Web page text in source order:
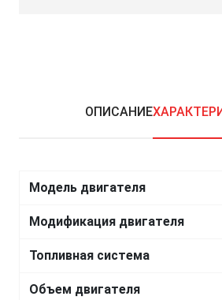
ОПИСАНИЕ
Модель двигателя
Модификация двигателя
Топливная система
Объем двигателя